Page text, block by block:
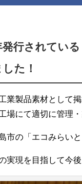
行されてい
た！
業製品素材として
場にて適切に管理
市の「エコみらい
実現を目指して今